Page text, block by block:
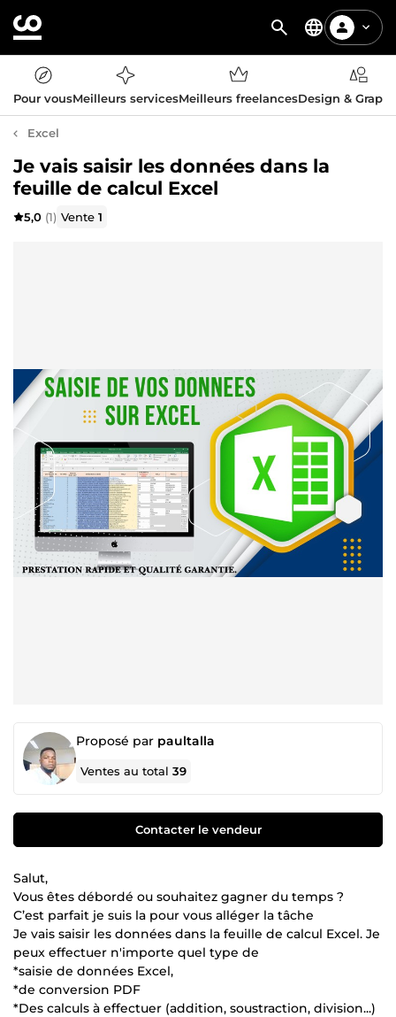
Pour vousMeilleurs servicesMeilleurs freelancesDesign &
Excel
Je vais saisir les données dans la
feuille de calcul Excel
5,0 (1) Vente1
Proposé par paultalla
Ventes au total39
Contacter le vendeur
Salut,
Vous êtes débordé ou souhaitez gagner du temps ?
C’est parfait je suis la pour vous alléger la tâche
Je vais saisir les données dans la feuille de calcul Excel. Je
peux effectuer n'importe quel type de
*saisie de données Excel,
*de conversion PDF
*Des calculs à effectuer (addition, soustraction, division...)